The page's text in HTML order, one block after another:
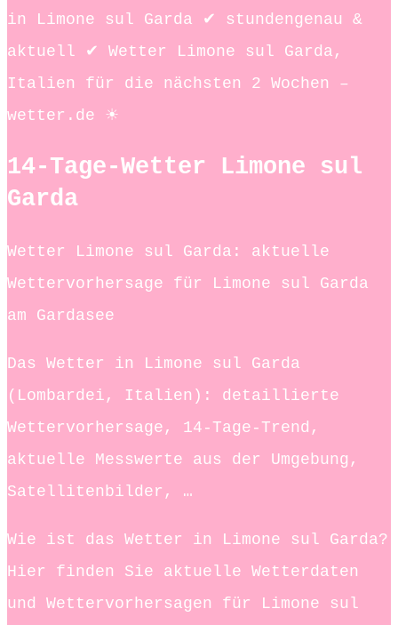
in Limone sul Garda ✔ stundengenau &
aktuell ✔ Wetter Limone sul Garda,
Italien für die nächsten 2 Wochen –
wetter.de ☀
14-Tage-Wetter Limone sul
Garda
Wetter Limone sul Garda: aktuelle
Wettervorhersage für Limone sul Garda
am Gardasee
Das Wetter in Limone sul Garda
(Lombardei, Italien): detaillierte
Wettervorhersage, 14-Tage-Trend,
aktuelle Messwerte aus der Umgebung,
Satellitenbilder, …
Wie ist das Wetter in Limone sul Garda?
Hier finden Sie aktuelle Wetterdaten
und Wettervorhersagen für Limone sul